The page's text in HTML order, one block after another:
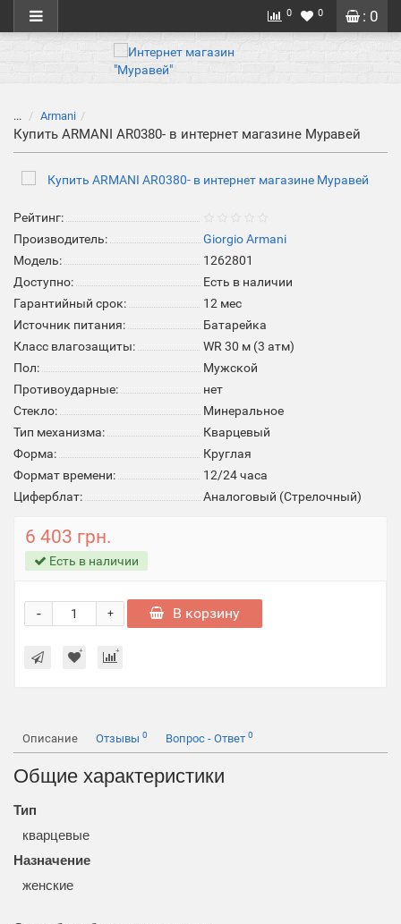
: 0
0 0
... Armani
Купить ARMANI AR0380- в интернет магазине Муравей
Рейтинг:
Производитель:
Giorgio Armani
Модель:
1262801
Доступно:
Есть в наличии
Гарантийный срок:
12 мес
Источник питания:
Батарейка
Класс влагозащиты:
WR 30 м (3 атм)
Пол:
Мужской
Противоударные:
нет
Стекло:
Минеральное
Тип механизма:
Кварцевый
Форма:
Круглая
Формат времени:
12/24 часа
Циферблат:
Аналоговый (Стрелочный)
6 403 грн.
Есть в наличии
+
- В корзину
Описание Отзывы 0 Вопрос - Ответ 0
Общие характеристики
Тип
кварцевые
Назначение
женские